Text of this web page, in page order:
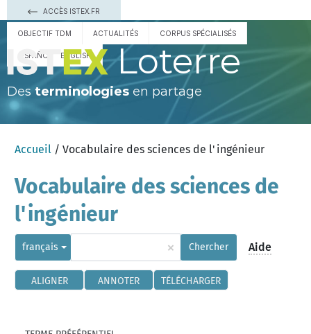
ACCÈS ISTEX.FR
OBJECTIF TDM ACTUALITÉS CORPUS SPÉCIALISÉS
ESPAÑOL ENGLISH Loterre
Des terminologies en partage
Accueil / Vocabulaire des sciences de l'ingénieur
Vocabulaire des sciences de
l'ingénieur
français × Chercher Aide
ALIGNER ANNOTER TÉLÉCHARGER